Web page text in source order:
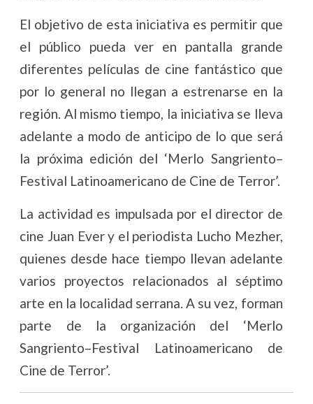
El objetivo de esta iniciativa es permitir que
el público pueda ver en pantalla grande
diferentes películas de cine fantástico que
por lo general no llegan a estrenarse en la
región. Al mismo tiempo, la iniciativa se lleva
adelante a modo de anticipo de lo que será
la próxima edición del ‘Merlo Sangriento–
Festival Latinoamericano de Cine de Terror’.
La actividad es impulsada por el director de
cine Juan Ever y el periodista Lucho Mezher,
quienes desde hace tiempo llevan adelante
varios proyectos relacionados al séptimo
arte en la localidad serrana. A su vez, forman
parte de la organización del ‘Merlo
Sangriento–Festival Latinoamericano de
Cine de Terror’.